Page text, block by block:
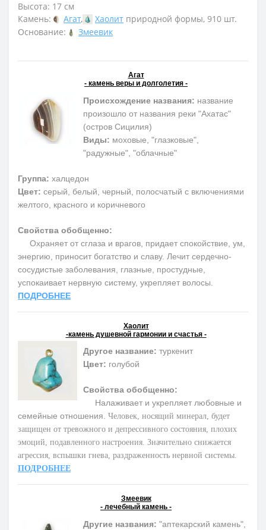
Высота: 17 см
Камень:
Агат, Хаолит природной формы, 910 шт.
Основание:
Змеевик
Агат
- камень веры и долголетия -
Происхождение названия: название
произошло от названия реки "Ахатас"
(остров Сицилия)
Виды: моховые, "глазковые",
"радужные", "облачные"
Группа: халцедон
Цвет: серый, белый, черный, полосчатый с включениями
желтого, красного и коричневого
Свойства обобщенно:
Охраняет от сглаза и врагов, придает спокойствие, ум,
энергию, приносит богатство и славу. Лечит сердечно-
сосудистые заболевания, глазные, простудные,
успокаивает нервную систему, укрепляет волосы.
ПОДРОБНЕЕ
Хаолит
-камень душевной гармонии и счастья -
Другое название: туркенит
Цвет: голубой
Свойства обобщенно:
Налаживает и укрепляет любовные и
семейные отношения. Человек, носящий минерал, будет
защищен от тревожного и депрессивного состояния, плохих
эмоций, подавленного настроения. Значительно снижается
агрессия, вспышки гнева, раздраженность нервной системы.
ПОДРОБНЕЕ
Змеевик
- лечебный камень -
Другие названия: "аптекарский камень",